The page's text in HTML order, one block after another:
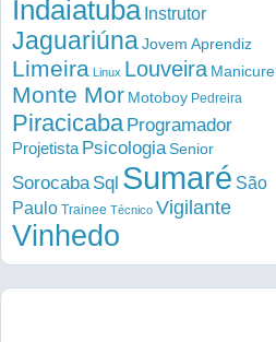
Indaiatuba Instrutor
Jaguariúna Jovem Aprendiz
Limeira Linux Louveira Manicure
Monte Mor Motoboy Pedreira
Piracicaba Programador
Projetista PsicologiaSenior
Sorocaba Sql Sumaré São
Paulo Trainee Técnico Vigilante
Vinhedo